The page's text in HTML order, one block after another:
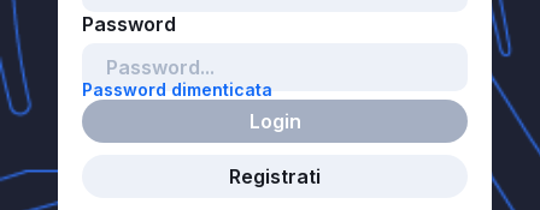
Password dimenticata
Login
Registrati